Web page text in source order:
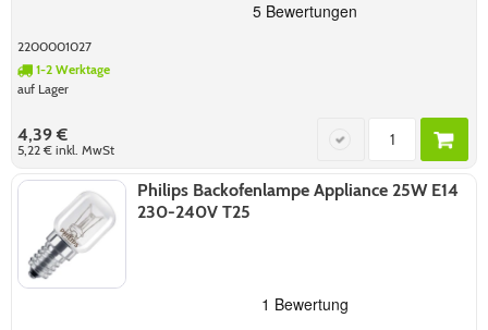
2200001027
1-2 Werktage
auf Lager
4,39 €
5,22 €inkl. MwSt
Philips Backofenlampe Appliance 25W E14
230-240V T25